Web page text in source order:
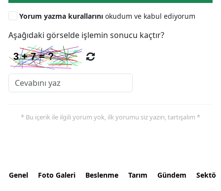
Yorum yazma kurallarını okudum ve kabul ediyorum
Aşağıdaki görselde işlemin sonucu kaçtır?
* Bu içerik ile ilgili yorum yok, ilk yorumu siz yazın, tartışalım *
Genel Foto Galeri Beslenme Tarım Gündem